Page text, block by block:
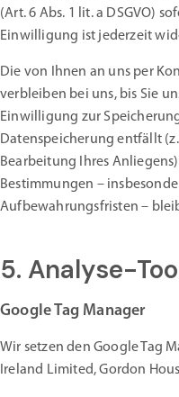
(Art. 6 Abs. 1 lit. a DSGVO)
Einwilligung ist jederzeit
Die von Ihnen an uns per
verbleiben bei uns, bis Sie
Einwilligung zur
Datenspeicherung entfällt
Bearbeitung Ihres
Bestimmungen –
Aufbewahrungsfristen –
5. Analyse-
Google Tag Manager
Wir setzen den Google Tag
Ireland Limited, Gordon